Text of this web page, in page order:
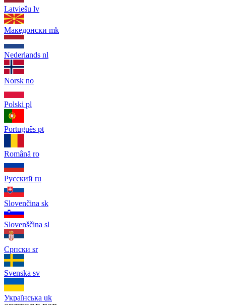
Latviešu lv
Македонски mk
Nederlands nl
Norsk no
Polski pl
Português pt
Română ro
Русский ru
Slovenčina sk
Slovenščina sl
Српски sr
Svenska sv
Українська uk